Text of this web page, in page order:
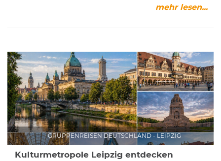
abwechslungsreichen Freizeitmöglichkeiten. Ob
See Brandenburgs gilt und mit seiner reizvollen
Umgebung begeistert.Ruppiner See – Naturparadies in
der Fontanestadt NeuruppinDer rund 14 Kilometer
lange Ruppiner See erstreckt sich von Alt Ruppin über
Neuruppin bis nach Altfriesack und gehört zu den
schönsten Gewässern Brandenburgs. Die Region ist
eng mit dem Dichter Theodor Fontane verbunden, der
hier geboren wurde und die Landschaft literarisch
verewigte.Das Ruppiner Seenland ist geprägt von einer
einzigartigen Kombination aus Wasser, Wäldern und
mehr lesen...
GRUPPENREISEN DEUTSCHLAND - LEIPZIG
Kulturmetropole Leipzig entdecken